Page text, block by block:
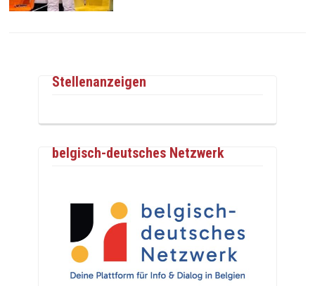
Stellenanzeigen
belgisch-deutsches Netzwerk